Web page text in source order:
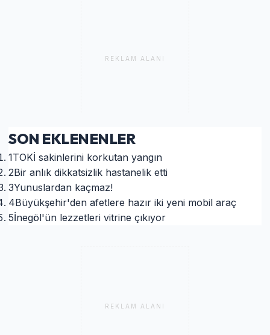
REKLAM ALANI
SON EKLENENLER
1TOKİ sakinlerini korkutan yangın
2Bir anlık dikkatsizlik hastanelik etti
3Yunuslardan kaçmaz!
4Büyükşehir'den afetlere hazır iki yeni mobil araç
5İnegöl'ün lezzetleri vitrine çıkıyor
REKLAM ALANI